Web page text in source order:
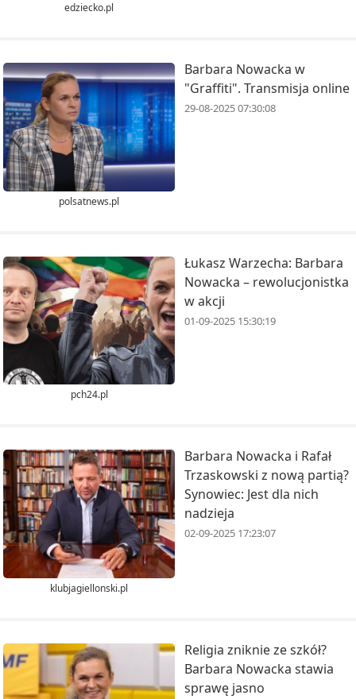
edziecko.pl
polsatnews.pl
Barbara Nowacka w
"Graffiti". Transmisja online
29-08-2025 07:30:08
pch24.pl
Łukasz Warzecha: Barbara
Nowacka – rewolucjonistka
w akcji
01-09-2025 15:30:19
klubjagiellonski.pl
Barbara Nowacka i Rafał
Trzaskowski z nową partią?
Synowiec: Jest dla nich
nadzieja
02-09-2025 17:23:07
Religia zniknie ze szkół?
Barbara Nowacka stawia
sprawę jasno